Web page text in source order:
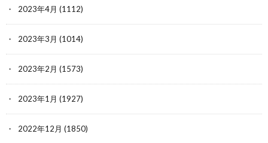
2023年4月 (1112)
2023年3月 (1014)
2023年2月 (1573)
2023年1月 (1927)
2022年12月 (1850)